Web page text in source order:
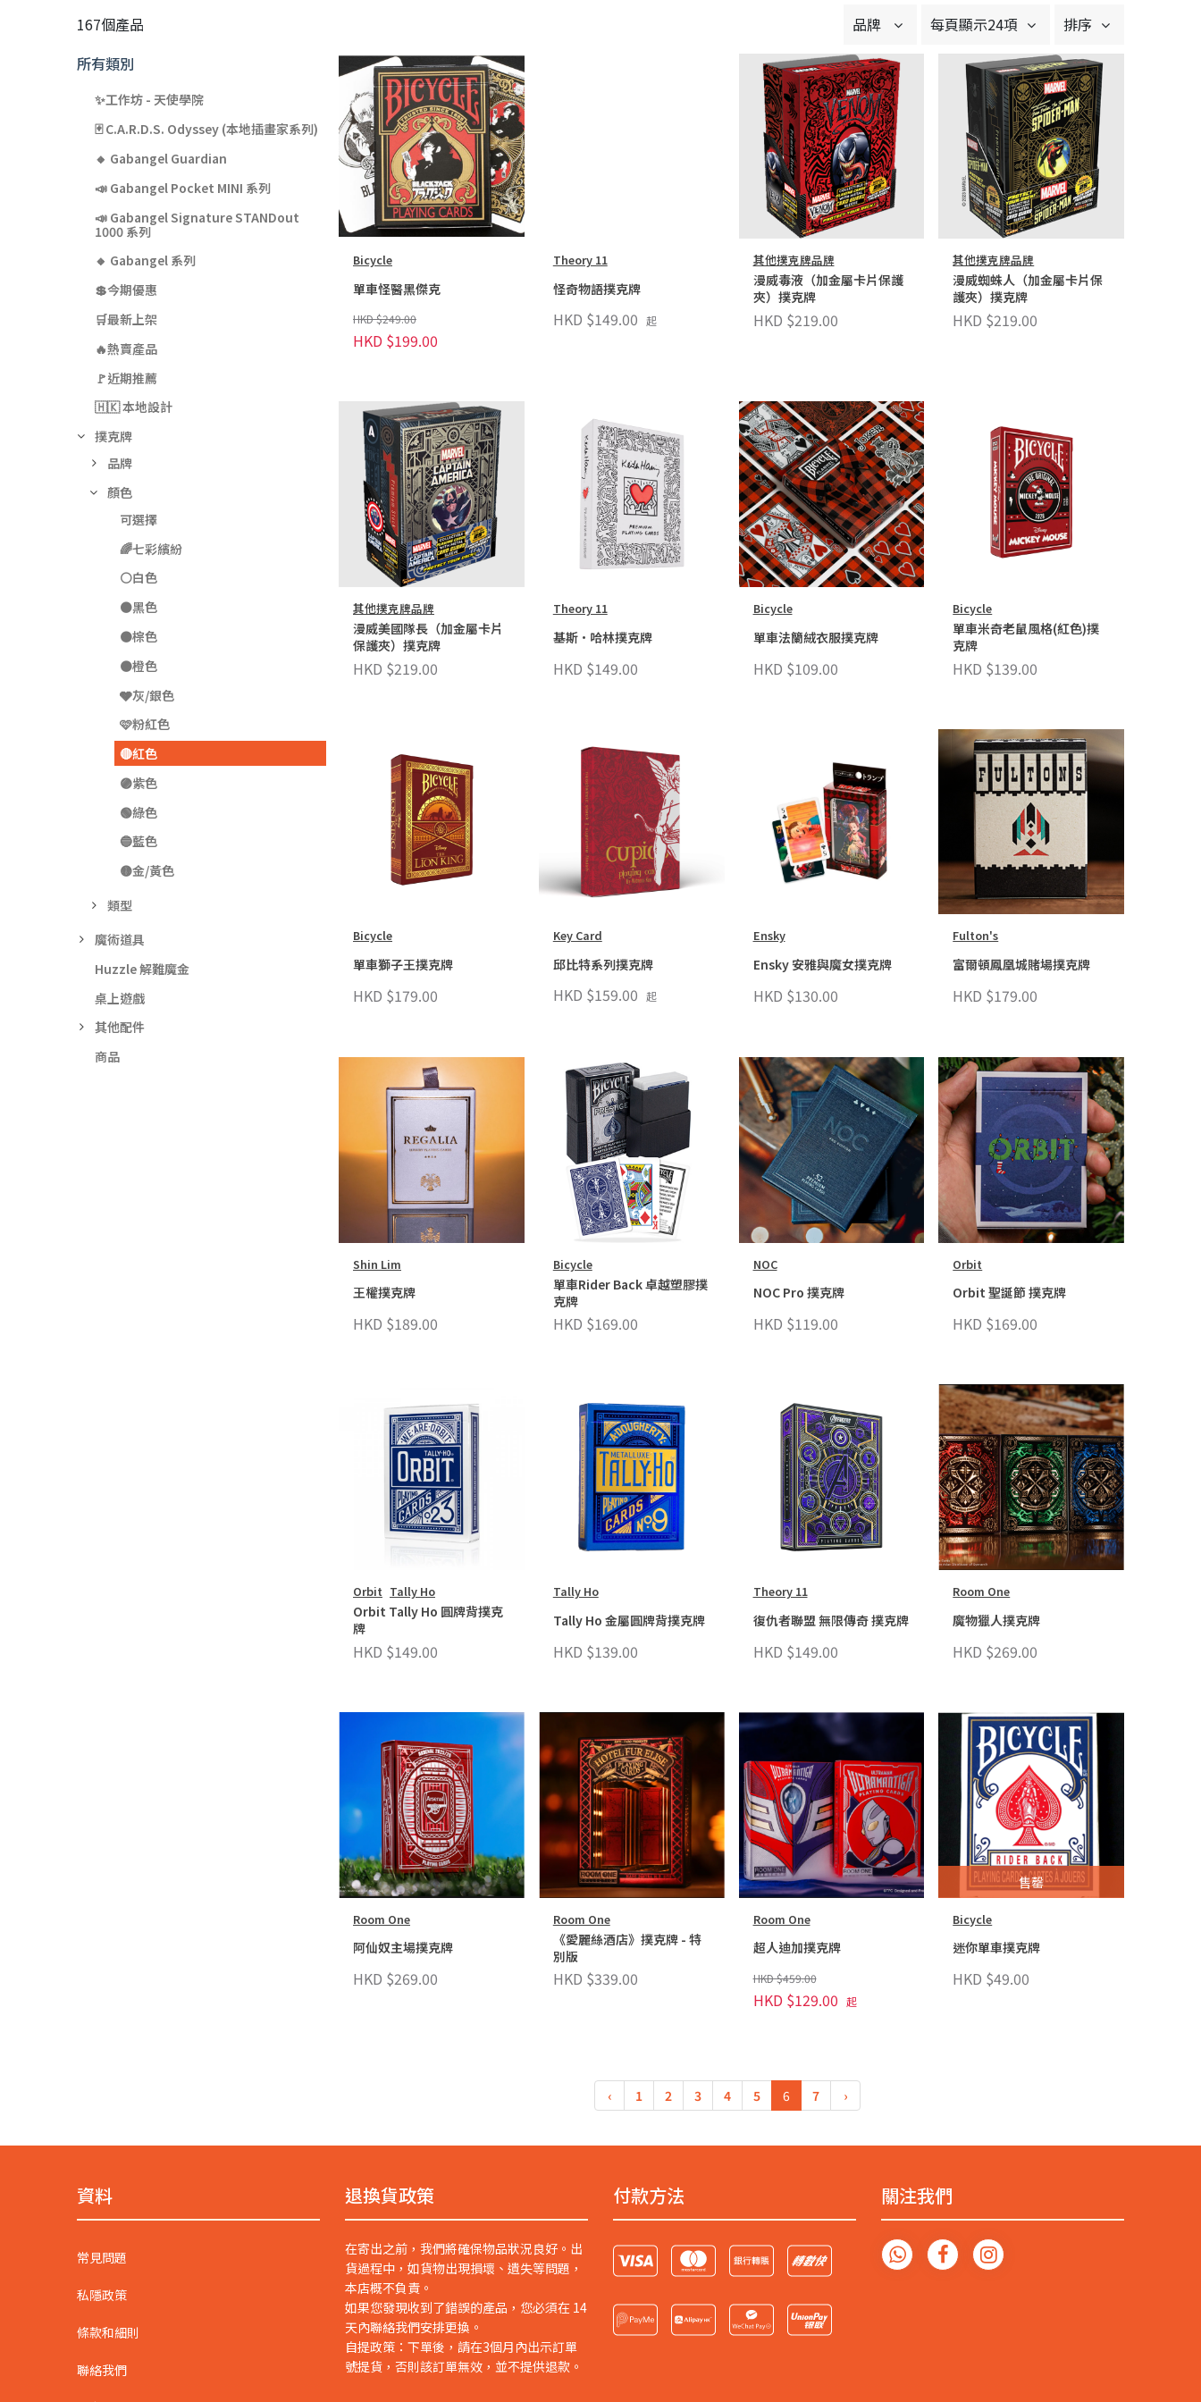
品牌 每頁顯示24項 排序
167個產品
所有類別
✨工作坊 - 天使學院
🃏 C.A.R.D.S. Odyssey (本地插畫家系列)
🔸 Gabangel Guardian
📣 Gabangel Pocket MINI 系列
📣 Gabangel Signature STANDout
1000 系列
🔸 Gabangel 系列
💲今期優惠
🛒最新上架
🔥熱賣產品
🚩近期推薦
🇭🇰 本地設計
撲克牌
品牌
顏色
可選擇
🌈七彩繽紛
⚪白色
⚫黑色
🟤棕色
🟠橙色
🩶灰/銀色
🩷粉紅色
🔴紅色
🟣紫色
🟢綠色
🔵藍色
🟡金/黃色
類型
魔術道具
Huzzle 解難魔金
桌上遊戲
其他配件
商品
Bicycle
單車怪醫黑傑克
HKD $249.00
HKD $199.00
Theory 11
怪奇物語撲克牌
HKD $149.00 起
其他撲克牌品牌
漫威毒液（加金屬卡片保護
夾）撲克牌
HKD $219.00
其他撲克牌品牌
漫威蜘蛛人（加金屬卡片保
護夾）撲克牌
HKD $219.00
其他撲克牌品牌
漫威美國隊長（加金屬卡片
保護夾）撲克牌
HKD $219.00
Theory 11
基斯·哈林撲克牌
HKD $149.00
Bicycle
單車法籣絨衣服撲克牌
HKD $109.00
Bicycle
單車米奇老鼠風格(紅色)撲
克牌
HKD $139.00
Bicycle
單車獅子王撲克牌
HKD $179.00
Key Card
邱比特系列撲克牌
HKD $159.00 起
Ensky
Ensky 安雅與魔女撲克牌
HKD $130.00
Fulton's
富爾頓鳳凰城賭場撲克牌
HKD $179.00
Shin Lim
王權撲克牌
HKD $189.00
Bicycle
單車Rider Back 卓越塑膠撲
克牌
HKD $169.00
NOC
NOC Pro 撲克牌
HKD $119.00
Orbit
Orbit 聖誕節 撲克牌
HKD $169.00
Orbit Tally Ho
Orbit Tally Ho 圓牌背撲克
牌
HKD $149.00
Tally Ho
Tally Ho 金屬圓牌背撲克牌
HKD $139.00
Theory 11
復仇者聯盟 無限傳奇 撲克牌
HKD $149.00
Room One
魔物獵人撲克牌
HKD $269.00
Room One
阿仙奴主場撲克牌
HKD $269.00
Room One
《愛麗絲酒店》撲克牌 - 特
別版
HKD $339.00
Room One
超人迪加撲克牌
HKD $459.00
HKD $129.00 起
售罄
Bicycle
迷你單車撲克牌
HKD $49.00
‹ 1 2 3 4 5 6 7 ›
資料
常見問題
私隱政策
條款和細則
聯絡我們
退換貨政策
在寄出之前，我們將確保物品狀況良好。出
貨過程中，如貨物出現損壞、遺失等問題，
本店概不負責。
如果您發現收到了錯誤的產品，您必須在 14
天內聯絡我們安排更換。
自提政策：下單後，請在3個月內出示訂單
號提貨，否則該訂單無效，並不提供退款。
付款方法 關注我們